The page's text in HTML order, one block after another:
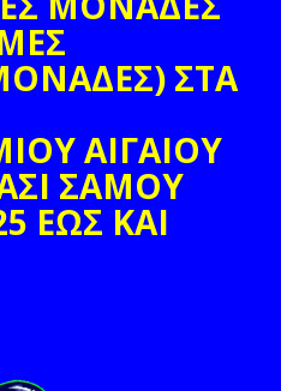
ΣΤΑ
ΑΙΓΑΙΟΥ
ΣΑΜΟΥ
ΕΩΣ ΚΑΙ